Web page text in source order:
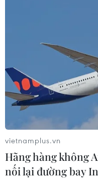
vietnamplus.vn
Hãng hàng không
nối lại đường bay